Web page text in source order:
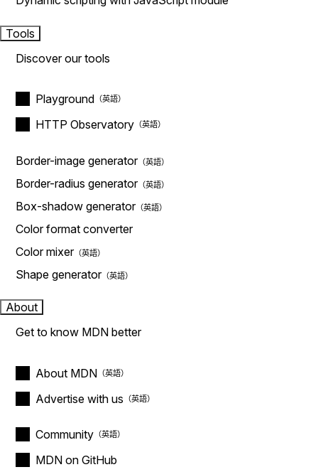
Tools
Discover our tools
Playground
HTTP Observatory
Border-image generator
Border-radius generator
Box-shadow generator
Color format converter
Color mixer
Shape generator
About
Get to know MDN better
About MDN
Advertise with us
Community
MDN on GitHub